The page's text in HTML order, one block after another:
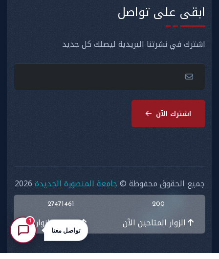
ابقى على تواصل
اشترك في نشرتنا البريدية ليصلك كل جديد
اشترك الآن
جميع الحقوق محفوظة ©جامعة المنصورة الجديدة2026
200
الزوار المتاحين الآن
27471461
اجمالي الزوار
تواصل معنا
1